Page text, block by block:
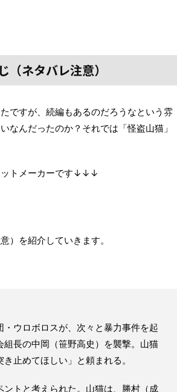
（ネタバレ注意）
ですが、続編もあるのだろうなという雰
なんだったのか？それでは「怪盗山猫」
ットメーカーです↓↓↓
）を紹介していきます。
ウロボロスが、次々と暴力事件を起
長の中岡（笹野高史）を襲撃。山猫
止めてほしい」と頼まれる。
トと考えられた。山猫は、勝村（成